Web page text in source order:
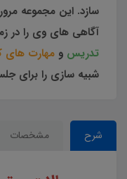
سازد. این مجموعه
آگاهی های وی را در
تدریس و مهارت های
شبیه سازی را برای
شرح مشخصات